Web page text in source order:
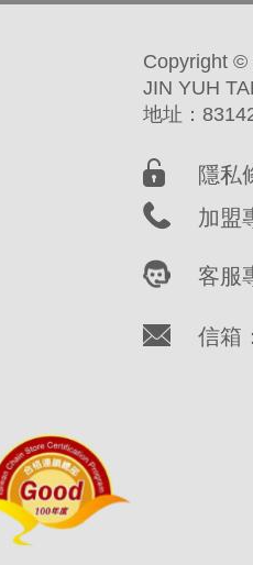
Copyright ©
JIN YUH
地址：
隱私
加盟
客服
信箱